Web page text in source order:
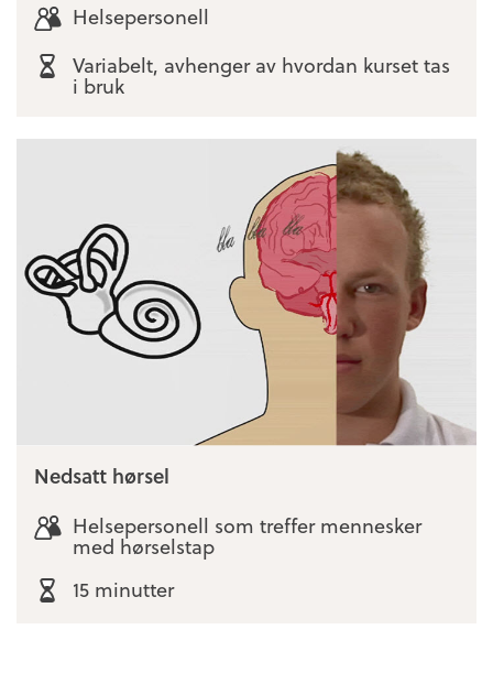
Helsepersonell
Variabelt, avhenger av hvordan kurset tas
i bruk
Nedsatt hørsel
Helsepersonell som treffer mennesker
med hørselstap
15 minutter